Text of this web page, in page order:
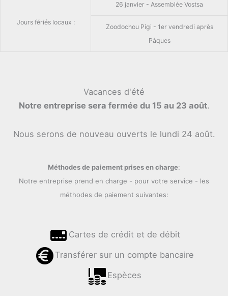
Jours fériés locaux :
26 janvier - Assemblée Vostsa
Zoodochou Pigi - 1er vendredi après
Pâques
Vacances d'été
Notre entreprise sera fermée du 15 au 23 août.
Nous serons de nouveau ouverts le lundi 24 août.
Méthodes de paiement prises en charge:
Notre entreprise prend en charge - pour votre service - les
méthodes de paiement suivantes:
Cartes de crédit et de débit
Transférer sur un compte bancaire
Espèces